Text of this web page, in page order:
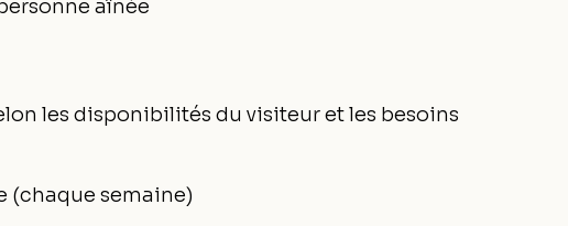
aînée
les disponibilités du visiteur et les besoins
(chaque semaine)